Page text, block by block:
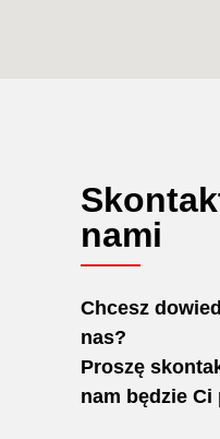
nami
Chcesz
nas?
Proszę
nam będzie Ci